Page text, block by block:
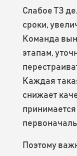
Слабое ТЗ
сроки,
Команда
этапам,
Каждая
снижает
Поэтому